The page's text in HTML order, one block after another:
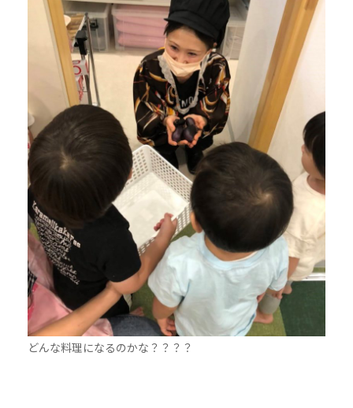
どんな料理になるのかな？？？？